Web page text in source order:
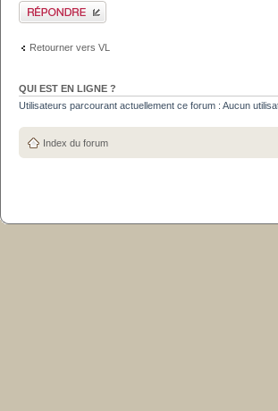
Publier une réponse
Retourner vers VL
QUI EST EN LIGNE ?
Utilisateurs parcourant actuellement ce forum : Aucun
Index du forum